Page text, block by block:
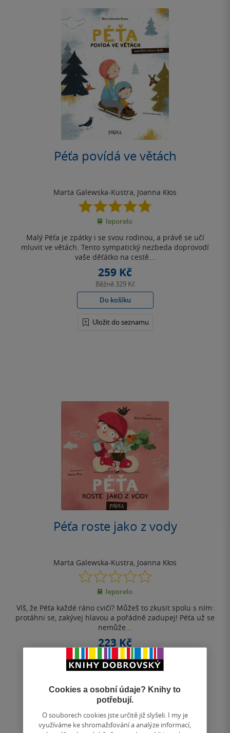
Péťa povídá ve větách
Marta Galewska-Kustra, Joanna Kłos
4.8
z
5
leporelo
Malý Péťa je zpátky i se svou rodinou, a právě se učí
mluvit ve větách. Tento sympatický nezbeda doprovodí
vaše děťátko na cestě...
259 Kč
Běžně 329 Kč
Do košíku
Uložit do seznamu
Péťa roste jako z vody
Marta Galewska-Kustra, Joanna Kłos
0.0
z
5
leporelo
Víš, že Péťa každé ráno cvičí? Můžeš to zkusit spolu s ním:
protáhni se, zakývej hlavou a pořádně zadupej! Péťa už se
nemůže...
223 Kč
Do košíku
Uložit do seznamu
Cookies a osobní údaje? Knihy to
potřebují.
O souborech cookies jste určitě již slyšeli. I my je
využíváme ke shromažďování a analýze informací,